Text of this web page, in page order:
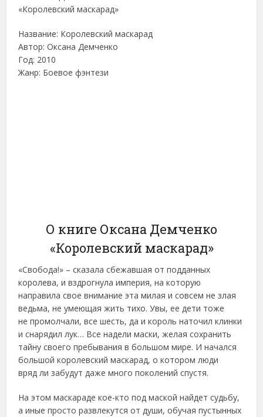
Название: Королевский маскарад
Автор: Оксана Демченко
Год: 2010
Жанр: Боевое фэнтези
О книге Оксана Демченко
«Королевский маскарад»
«Свобода!» – сказала сбежавшая от подданных
королева, и вздрогнула империя, на которую
направила свое внимание эта милая и совсем не злая
ведьма, не умеющая жить тихо. Увы, ее дети тоже
не промолчали, все шесть, да и король наточил клинки
и снарядил лук… Все надели маски, желая сохранить
тайну своего пребывания в большом мире. И начался
большой королевский маскарад, о котором люди
вряд ли забудут даже много поколений спустя.
На этом маскараде кое-кто под маской найдет судьбу,
а иные просто развлекутся от души, обучая пустынных